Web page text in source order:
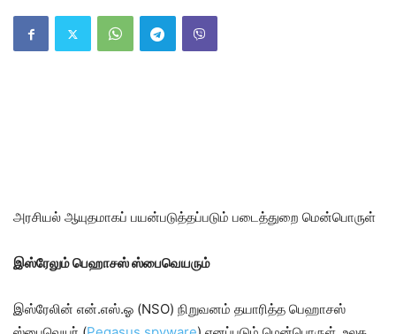
அரசியல் ஆயுதமாகப் பயன்படுத்தப்படும் படைத்துறை மென்பொருள்
இஸ்ரேலும் பெஹாசஸ் ஸ்பைவெயரும்
இஸ்ரேலின் என்.எஸ்.ஓ (NSO) நிறுவனம் தயாரித்த பெஹாசஸ்